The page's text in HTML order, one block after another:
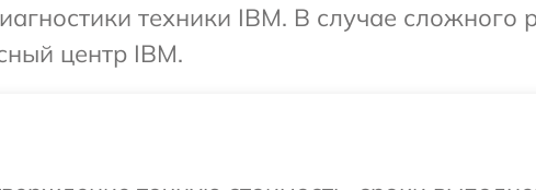
техники IBM. В случае сложного
центр IBM.